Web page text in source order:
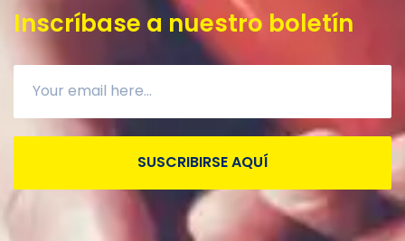
Inscríbase a nuestro boletín
SUSCRIBIRSE AQUÍ